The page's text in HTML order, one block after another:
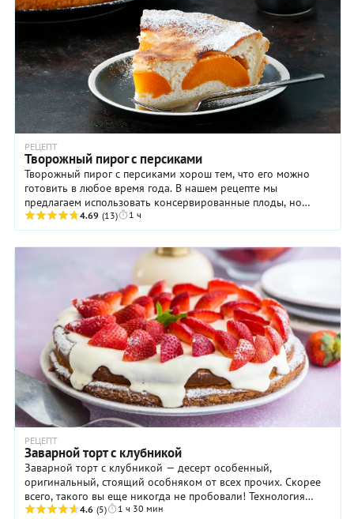
РЕЦЕПТ
Творожный пирог с персиками
Творожный пирог с персиками хорош тем, что его можно
готовить в любое время года. В нашем рецепте мы
предлагаем использовать консервированные плоды, но
очевидно, что и свежие тоже вполне подойдут. ...
4.69 (13) 1 ч
РЕЦЕПТ
Заварной торт с клубникой
Заварной торт с клубникой — десерт особенный,
оригинальный, стоящий особняком от всех прочих. Скорее
всего, такого вы еще никогда не пробовали! Технология
приготовления торта не слишком сложна, но ...
4.6 (5) 1 ч 30 мин